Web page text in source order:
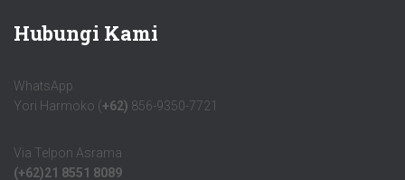
Hubungi Kami
WhatsApp
Yori Harmoko (+62) 856-9350-7721
Via Telpon Asrama
(+62)21 8551 8089